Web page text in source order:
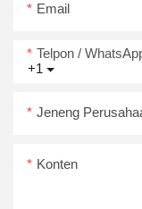
Email
+1
Telpon /
Jeneng
Konten